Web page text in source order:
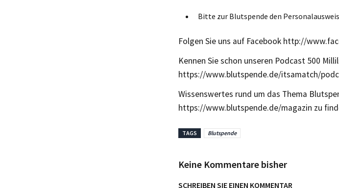
Bitte zur Blutspende den
Folgen Sie uns auf Facebook http://
Kennen Sie schon unseren Podcast 500
https://www.blutspende.de/itsamatch/
Wissenswertes rund um das Thema
https://www.blutspende.de/magazin zu
TAGS Blutspende
Keine Kommentare bisher
SCHREIBEN SIE EINEN KOMMENTAR